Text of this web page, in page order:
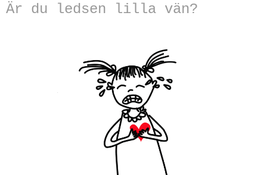
Är du ledsen lilla vän?